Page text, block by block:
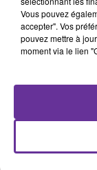
Radio Orient
SAWA
طارق ابو
Vous pouvez
accepter". Vos
pouvez mettre à
moment via le lien